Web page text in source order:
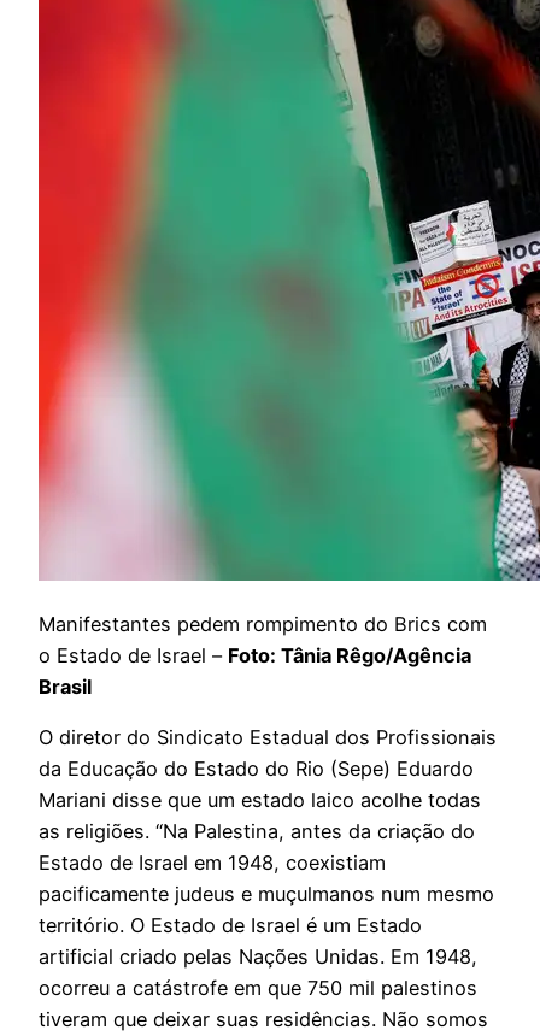
Manifestantes pedem rompimento do Brics com
o Estado de Israel – Foto: Tânia Rêgo/Agência
Brasil
O diretor do Sindicato Estadual dos Profissionais
da Educação do Estado do Rio (Sepe) Eduardo
Mariani disse que um estado laico acolhe todas
as religiões. “Na Palestina, antes da criação do
Estado de Israel em 1948, coexistiam
pacificamente judeus e muçulmanos num mesmo
território. O Estado de Israel é um Estado
artificial criado pelas Nações Unidas. Em 1948,
ocorreu a catástrofe em que 750 mil palestinos
tiveram que deixar suas residências. Não somos